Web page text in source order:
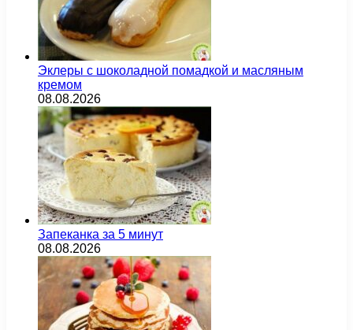
Эклеры с шоколадной помадкой и масляным
кремом
08.08.2026
Запеканка за 5 минут
08.08.2026